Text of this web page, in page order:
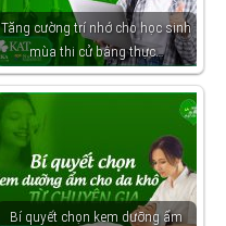
Tăng cường trí nhớ cho học sinh
mùa thi cử bằng thực…
Bí quyết chọn kem dưỡng ẩm